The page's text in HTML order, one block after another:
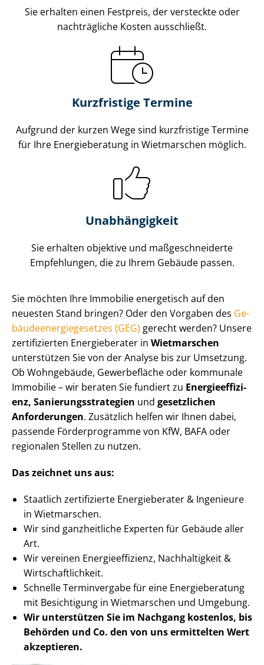
Sie erhalten einen Festpreis, der versteckte oder
nachträgliche Kosten ausschließt.
Kurzfristige Termine
Aufgrund der kurzen Wege sind kurzfristige Termine
für Ihre Energieberatung in Wietmarschen möglich.
Unabhängigkeit
Sie erhalten objektive und maß­ge­schnei­der­te
Empfehlungen, die zu Ihrem Gebäude passen.
Sie möchten Ihre Immobilie energetisch auf den
neuesten Stand bringen? Oder den Vorgaben des Ge­
bäu­de­en­er­gie­ge­set­zes (GEG) gerecht werden? Unsere
zertifizierten Energieberater in Wietmarschen
unterstützen Sie von der Analyse bis zur Umsetzung.
Ob Wohngebäude, Gewerbefläche oder kommunale
Immobilie – wir beraten Sie fundiert zu En­er­gie­ef­fi­zi­
enz, Sa­nie­rungs­stra­te­gien und gesetzlichen
Anforderungen. Zusätzlich helfen wir Ihnen dabei,
passende Förderprogramme von KfW, BAFA oder
regionalen Stellen zu nutzen.
Das zeichnet uns aus:
Staatlich zertifizierte Energieberater & Ingenieure
in Wietmarschen.
Wir sind ganzheitliche Experten für Gebäude aller
Art.
Wir vereinen En­er­gie­ef­fi­zi­enz, Nachhaltigkeit &
Wirt­schaft­lich­keit.
Schnelle Terminvergabe für eine Energieberatung
mit Besichtigung in Wietmarschen und Umgebung.
Wir unterstützen Sie im Nachgang kostenlos, bis
Behörden und Co. den von uns ermittelten Wert
akzeptieren.